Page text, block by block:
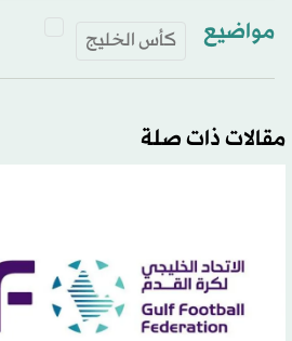
مواضيع كأس الخليج
مقالات ذات صلة